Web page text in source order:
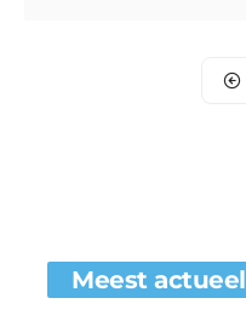
Meest actueel